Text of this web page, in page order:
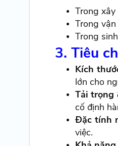
Trong xây
Trong
Trong
3. Tiêu
Kích
lớn cho
Tải trọng
cố định
Đặc tính
việc.